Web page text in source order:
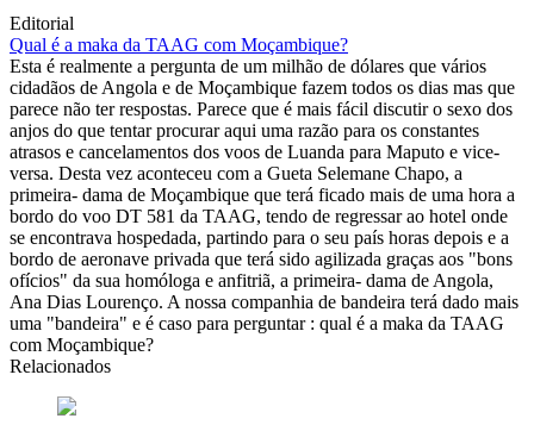
Editorial
Qual é a maka da TAAG com Moçambique?
Esta é realmente a pergunta de um milhão de dólares que vários
cidadãos de Angola e de Moçambique fazem todos os dias mas que
parece não ter respostas. Parece que é mais fácil discutir o sexo dos
anjos do que tentar procurar aqui uma razão para os constantes
atrasos e cancelamentos dos voos de Luanda para Maputo e vice-
versa. Desta vez aconteceu com a Gueta Selemane Chapo, a
primeira- dama de Moçambique que terá ficado mais de uma hora a
bordo do voo DT 581 da TAAG, tendo de regressar ao hotel onde
se encontrava hospedada, partindo para o seu país horas depois e a
bordo de aeronave privada que terá sido agilizada graças aos "bons
ofícios" da sua homóloga e anfitriã, a primeira- dama de Angola,
Ana Dias Lourenço. A nossa companhia de bandeira terá dado mais
uma "bandeira" e é caso para perguntar : qual é a maka da TAAG
com Moçambique?
Relacionados